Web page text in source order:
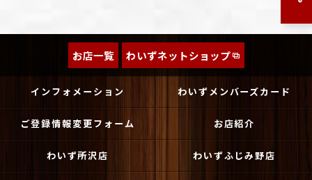
お店一覧 わいずネットショップ
インフォメーション わいずメンバーズカード
ご登録情報変更フォーム お店紹介
わいず所沢店 わいずふじみ野店